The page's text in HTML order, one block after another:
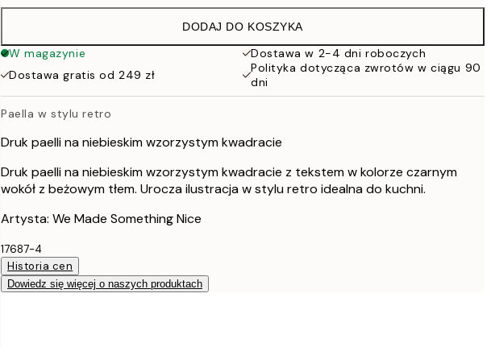
97 zł
119 zł
50x70 cm 91,20 zł
DODAJ DO KOSZYKA
W magazynie
Dostawa w 2-4 dni roboczych
Dostawa gratis od 249 zł
Polityka dotycząca zwrotów w ciągu 90
dni
Paella w stylu retro
Druk paelli na niebieskim wzorzystym kwadracie
Druk paelli na niebieskim wzorzystym kwadracie z tekstem w kolorze czarnym
wokół z beżowym tłem. Urocza ilustracja w stylu retro idealna do kuchni.
Artysta: We Made Something Nice
17687-4
Historia cen
Dowiedz się więcej o naszych produktach